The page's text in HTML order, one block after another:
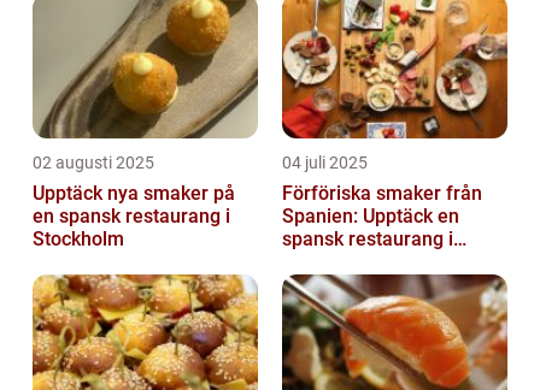
02 augusti 2025
Upptäck nya smaker på
en spansk restaurang i
Stockholm
04 juli 2025
Förföriska smaker från
Spanien: Upptäck en
spansk restaurang i